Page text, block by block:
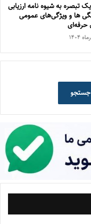
تبصره به شیوه‌ نامه ارزیابی
ها و ویژگی­‌های عمومی
حرفه‌­ای
جستجو